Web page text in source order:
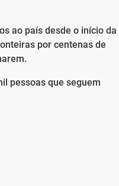
ao país desde o início da
por centenas de
pessoas que seguem